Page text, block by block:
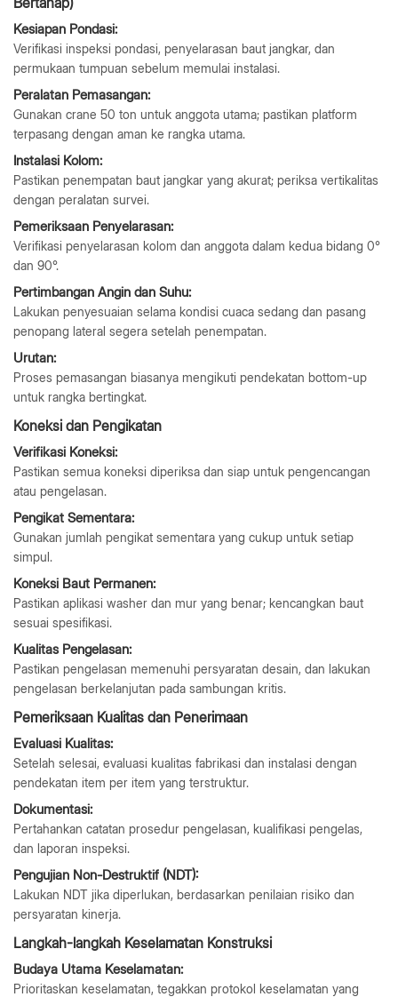
Kesiapan Pondasi:
Verifikasi inspeksi pondasi, penyelarasan baut jangkar, dan
permukaan tumpuan sebelum memulai instalasi.
Peralatan Pemasangan:
Gunakan crane 50 ton untuk anggota utama; pastikan platform
terpasang dengan aman ke rangka utama.
Instalasi Kolom:
Pastikan penempatan baut jangkar yang akurat; periksa vertikalitas
dengan peralatan survei.
Pemeriksaan Penyelarasan:
Verifikasi penyelarasan kolom dan anggota dalam kedua bidang 0°
dan 90°.
Pertimbangan Angin dan Suhu:
Lakukan penyesuaian selama kondisi cuaca sedang dan pasang
penopang lateral segera setelah penempatan.
Urutan:
Proses pemasangan biasanya mengikuti pendekatan bottom-up
untuk rangka bertingkat.
Koneksi dan Pengikatan
Verifikasi Koneksi:
Pastikan semua koneksi diperiksa dan siap untuk pengencangan
atau pengelasan.
Pengikat Sementara:
Gunakan jumlah pengikat sementara yang cukup untuk setiap
simpul.
Koneksi Baut Permanen:
Pastikan aplikasi washer dan mur yang benar; kencangkan baut
sesuai spesifikasi.
Kualitas Pengelasan:
Pastikan pengelasan memenuhi persyaratan desain, dan lakukan
pengelasan berkelanjutan pada sambungan kritis.
Pemeriksaan Kualitas dan Penerimaan
Evaluasi Kualitas:
Setelah selesai, evaluasi kualitas fabrikasi dan instalasi dengan
pendekatan item per item yang terstruktur.
Dokumentasi:
Pertahankan catatan prosedur pengelasan, kualifikasi pengelas,
dan laporan inspeksi.
Pengujian Non-Destruktif (NDT):
Lakukan NDT jika diperlukan, berdasarkan penilaian risiko dan
persyaratan kinerja.
Langkah-langkah Keselamatan Konstruksi
Budaya Utama Keselamatan:
Prioritaskan keselamatan, tegakkan protokol keselamatan yang